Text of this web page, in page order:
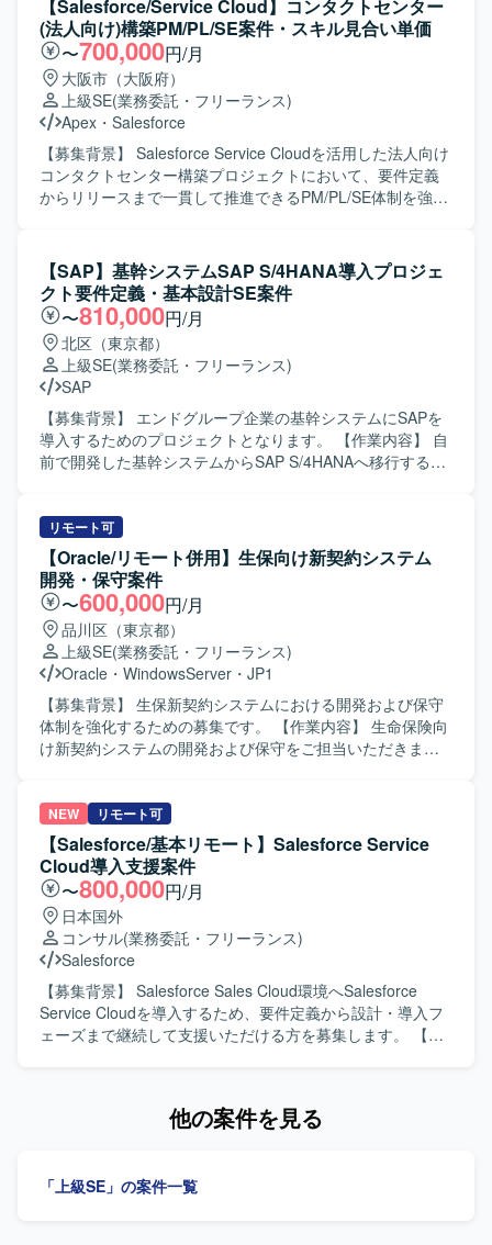
理、対応内容の説明を実施していただきます。 ・既存機能
の仕様に関する質疑応答や、標準機能および軽微なApex、
Visualforceを用いた機能改修を行っていただきます。 ・新
規機能について、対応方針の検討から設計・実装・受け入
れまで一連の対応を担当していただきます。 ・その他、関
連する開発要件についても状況に応じて対応していただき
ます。 【求める人物像】 ・顧客とのコミュニケーションを
通じて課題を整理し、自ら主体的に提案・推進していただ
ける方を求めております。 ・Salesforceに関する知識や経
【ポジションの魅力】 ・Salesforceの複数クラウド
（ServiceCloud, SalesCloud, Classic環境など）に関わるこ
とで、幅広い機能・領域の知見を深めていただけます。 ・
顧客折衝から実装まで一貫して対応することで、上流工程
から開発までのスキルをバランスよく高めることができま
す。 ・継続的な保守・改善を通じて、長期的な関係構築と
業務理解を深める経験を積んでいただけます。 【開発環
境】 Salesforce（ServiceCloud, SalesCloud, Classic環
境）、Apex、Visualforce、AccountEngagement（旧
Pardot）などを利用した環境となっております。
【Salesforce/Service Cloud】コンタクトセンター
(法人向け)構築PM/PL/SE案件・スキル見合い単価
〜700,000円/月
大阪市（大阪府）
上級SE(業務委託・フリーランス)
Apex ・ Salesforce
【募集背景】 Salesforce Service Cloudを活用した法人向け
コンタクトセンター構築プロジェクトにおいて、要件定義
からリリースまで一貫して推進できるPM/PL/SE体制を強化
ル調整、顧客折衝、各種会議のファシリテート、メンバー
管理、成果物レビューおよび品質・納期・スコープ管理を
ご担当いただきます。 PLとしては、業務要件整理、業務お
よび運用フロー設計、Salesforce機能設計・仕様調整、設計
レビュー、開発メンバーの管理・フォロー、テスト計画や
移行・リリース支援をご担当いただきます。 SEとしては、
Salesforce機能の設定・開発、外部連携のSalesforce側対
応、設計書などのドキュメント作成、テスト仕様書作成お
よびテスト実施、不具合対応、移行・リリース支援をご担
当いただきます。 【求める人物像】 上流工程を自走でき、
者と連携し主体的に課題解決に取り組める方にご活躍いた
だきたいと考えております。長期的な参画を前提に、継続
的な改善提案や業務理解の深化に取り組んでいただける方
を歓迎いたします。 【ポジションの魅力】 法人向けコンタ
クトセンター領域において、Salesforce Service Cloudや
Data Cloud / Agentforceなどの最新機能を活用した構築プロ
ジェクトに上流から参画できる環境です。PM/PL/SEそれぞ
れのポジションで、大規模案件の推進経験や外部連携を含
む統合案件の知見を深めながら、長期的な視点でキャリア
形成に取り組んでいただけます。 【開発環境】 Salesforce
Service Cloudを中心とした構成にて、CTIや外部システム
【SAP】基幹システムSAP S/4HANA導入プロジェ
クト要件定義・基本設計SE案件
〜810,000円/月
北区（東京都）
上級SE(業務委託・フリーランス)
SAP
【募集背景】 エンドグループ企業の基幹システムにSAPを
導入するためのプロジェクトとなります。 【作業内容】 自
前で開発した基幹システムからSAP S/4HANAへ移行するに
ーションを取りながら主体的に要件整理と設計を進めてい
ただける方を求めております。 【ポジションの魅力】 基幹
システム全体のSAP導入プロジェクトに上流工程から参画
でき、販売管理や購買管理／在庫管理領域での業務知見と
SAPスキルを高めていただけます。 【開発環境】 SAP
S/4HANAを中心とした基幹システム環境となります。
リモート可
【Oracle/リモート併用】生保向け新契約システム
開発・保守案件
〜600,000円/月
品川区（東京都）
上級SE(業務委託・フリーランス)
Oracle ・ WindowsServer ・ JP1
【募集背景】 生保新契約システムにおける開発および保守
体制を強化するための募集です。 【作業内容】 生命保険向
け新契約システムの開発および保守をご担当いただきま
だきます。案件リーダーとして要件作成や取り纏め、チー
ム内の担当割りなども行っていただきます。 【求める人物
像】 顧客担当社員とのやり取りを円滑に進められる高いコ
ミュニケーション能力をお持ちの方を求めています。生命
保険業務に対する理解を持ち、主体的に課題を整理しなが
ら周囲と協調してプロジェクトを推進できる方が望ましい
です。 【ポジションの魅力】 大規模な生命保険向け新契約
システムに携わることで、業務知見と上流工程の経験をさ
らに深めていただけます。顧客担当社員との直接折衝や案
件リーダーとしての役割を通じて、要件定義から設計まで
一連の工程をリードできる環境です。 【開発環境】
NEW リモート可
【Salesforce/基本リモート】Salesforce Service
Cloud導入支援案件
〜800,000円/月
日本国外
コンサル(業務委託・フリーランス)
Salesforce
【募集背景】 Salesforce Sales Cloud環境へSalesforce
Service Cloudを導入するため、要件定義から設計・導入フ
ェーズまで継続して支援いただける方を募集します。 【作
導入、開発、テスト、UAT支援を行っていただきます。
ションの魅力】 数百名規模を想定したSalesforce Service
他の案件を見る
「上級SE」の案件一覧